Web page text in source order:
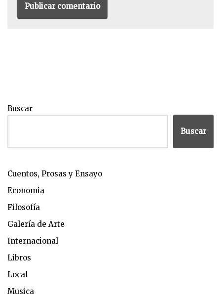
Buscar
Buscar
Cuentos, Prosas y Ensayo
Economia
Filosofía
Galería de Arte
Internacional
Libros
Local
Musica